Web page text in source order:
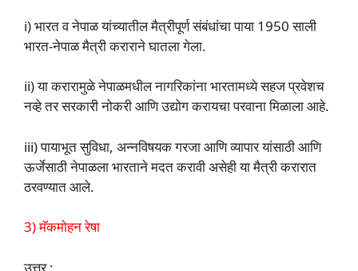
i) भारत व नेपाळ यांच्यातील मैत्रीपूर्ण संबंधांचा पाया 1950 साली
भारत-नेपाळ मैत्री कराराने घातला गेला.
ii) या करारामुळे नेपाळमधील नागरिकांना भारतामध्ये सहज प्रवेशच
नव्हे तर सरकारी नोकरी आणि उद्योग करायचा परवाना मिळाला आहे.
iii) पायाभूत सुविधा, अन्नविषयक गरजा आणि व्यापार यांसाठी आणि
ऊर्जेसाठी नेपाळला भारताने मदत करावी असेही या मैत्री करारात
ठरवण्यात आले.
3) मॅकमोहन रेषा
उत्तर :